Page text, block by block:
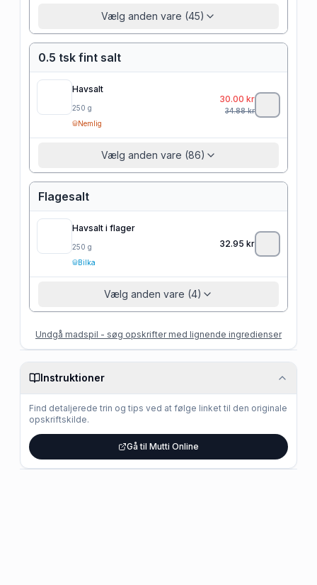
Vælg anden vare (45)
0.5 tsk fint salt
Havsalt
250 g
Nemlig
30.00 kr
34.88kr
Vælg anden vare (86)
Flagesalt
Havsalt i flager
250 g
Bilka
32.95 kr
Vælg anden vare (4)
Undgå madspil - søg opskrifter med lignende ingredienser
Instruktioner
Find detaljerede trin og tips ved at følge linket til den originale
opskriftskilde.
Gå til Mutti Online